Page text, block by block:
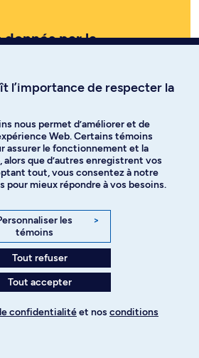
par la
vous inspirer
de
Faculté de
l’importance de respecter la
nous permet d’améliorer et de
Web. Certains témoins
assurer le fonctionnement et la
que d’autres enregistrent vos
tout, vous consentez à notre
mieux répondre à vos besoins.
les
témoins
>
Tout refuser
Tout accepter
confidentialitéet nos conditions